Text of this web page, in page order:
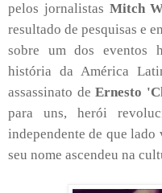
pelos jornalistas Mitch
resultado de pesquisas e
sobre um dos eventos
história da América
assassinato deErnesto
para uns, herói
independente de que lado
seu nome ascendeu na